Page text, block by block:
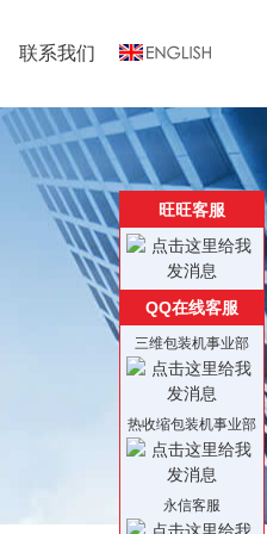
联系我们
旺旺客服
QQ在线客服
三维包装机事业部
热收缩包装机事业部
永信客服